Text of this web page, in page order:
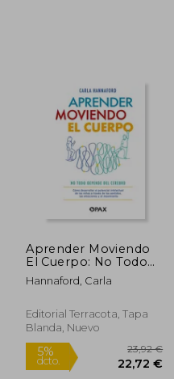
dcto. 17,10 €
Rápido
Aprender Moviendo
El Cuerpo: No Todo
Depende del Cerebro
Hannaford, Carla
Editorial Terracota, Tapa
Blanda, Nuevo